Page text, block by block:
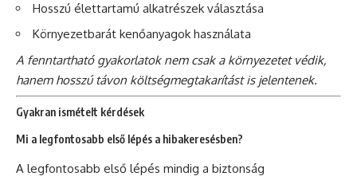
Hosszú élettartamú alkatrészek választása
Környezetbarát kenőanyagok használata
A fenntartható gyakorlatok nem csak a környezetet védik,
hanem hosszú távon költségmegtakarítást is jelentenek.
Gyakran ismételt kérdések
Mi a legfontosabb első lépés a hibakeresésben?
A legfontosabb első lépés mindig a biztonság